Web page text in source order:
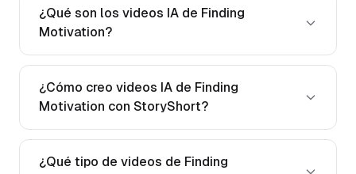
¿Qué son los videos IA de Finding
Motivation?
¿Cómo creo videos IA de Finding
Motivation con StoryShort?
¿Qué tipo de videos de Finding